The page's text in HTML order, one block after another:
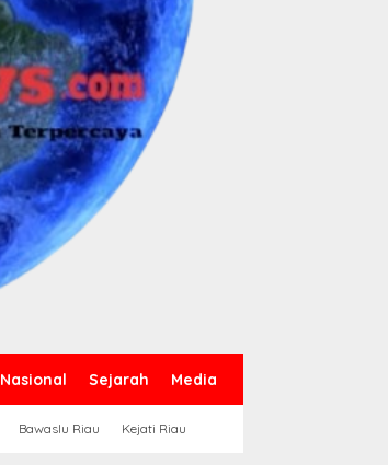
Nasional Sejarah Media
Bawaslu Riau Kejati Riau